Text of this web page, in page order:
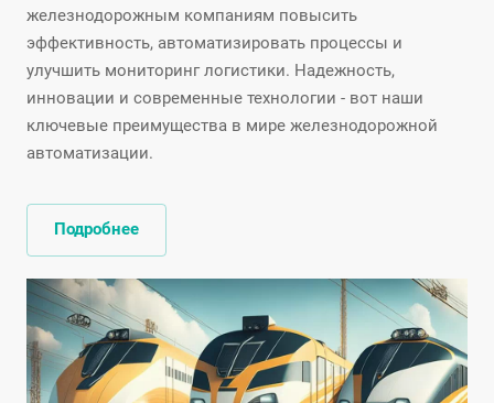
железнодорожным компаниям повысить
эффективность, автоматизировать процессы и
улучшить мониторинг логистики. Надежность,
инновации и современные технологии - вот наши
ключевые преимущества в мире железнодорожной
автоматизации.
Подробнее